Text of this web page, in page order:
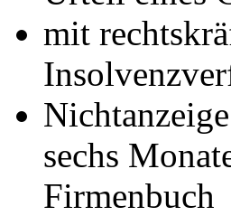
mit
sechs
Firmenbuch